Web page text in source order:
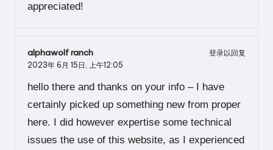
appreciated!
alphawolf ranch
登录以回复
2023年 6月 15日, 上午12:05
hello there and thanks on your info – I have
certainly picked up something new from proper
here. I did however expertise some technical
issues the use of this website, as I experienced